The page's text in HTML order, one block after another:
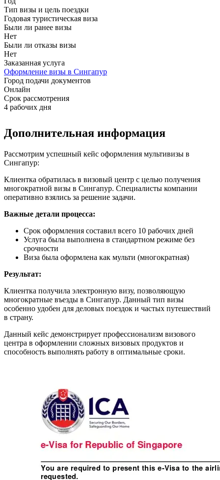
Тип визы и цель поездки
Годовая туристическая виза
Были ли ранее визы
Нет
Были ли отказы визы
Нет
Заказанная услуга
Оформление визы в Сингапур
Город подачи документов
Онлайн
Срок рассмотрения
4 рабочих дня
Дополнительная информация
Рассмотрим успешный кейс оформления мультивизы в
Сингапур:
Клиентка обратилась в визовый центр с целью получения
многократной визы в Сингапур. Специалисты компании
оперативно взялись за решение задачи.
Важные детали процесса:
Срок оформления составил всего 10 рабочих дней
Услуга была выполнена в стандартном режиме без
срочности
Виза была оформлена как мульти (многократная)
Результат:
Клиентка получила электронную визу, позволяющую
многократные въезды в Сингапур. Данный тип визы
особенно удобен для деловых поездок и частых путешествий
в страну.
Данный кейс демонстрирует профессионализм визового
центра в оформлении сложных визовых продуктов и
способность выполнять работу в оптимальные сроки.